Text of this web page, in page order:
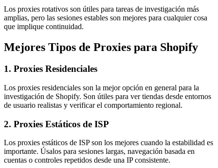
Los proxies rotativos son útiles para tareas de investigación más
amplias, pero las sesiones estables son mejores para cualquier cosa
que implique continuidad.
Mejores Tipos de Proxies para Shopify
1. Proxies Residenciales
Los proxies residenciales son la mejor opción en general para la
investigación de Shopify. Son útiles para ver tiendas desde entornos
de usuario realistas y verificar el comportamiento regional.
2. Proxies Estáticos de ISP
Los proxies estáticos de ISP son los mejores cuando la estabilidad es
importante. Úsalos para sesiones largas, navegación basada en
cuentas o controles repetidos desde una IP consistente.